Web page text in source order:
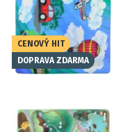
CENOVÝ HIT
DOPRAVA ZDARMA